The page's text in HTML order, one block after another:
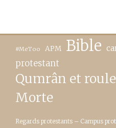
#MeToo APM Bible
protestant
Qumrân et
Morte
Regards protestants – Campus